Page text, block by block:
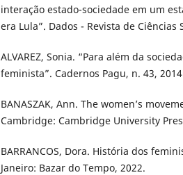
interação estado-sociedade em um
era Lula”. Dados - Revista de Ciências
ALVAREZ, Sonia. “Para além da
feminista”. Cadernos Pagu, n. 43,
BANASZAK, Ann. The women’s
Cambridge: Cambridge University
BARRANCOS, Dora. História dos
Janeiro: Bazar do Tempo, 2022.